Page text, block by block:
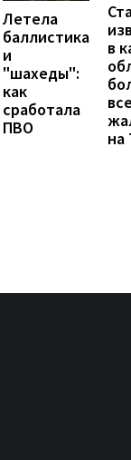
Летела
баллистика
и
"шахеды":
как
сработала
ПВО
в
на